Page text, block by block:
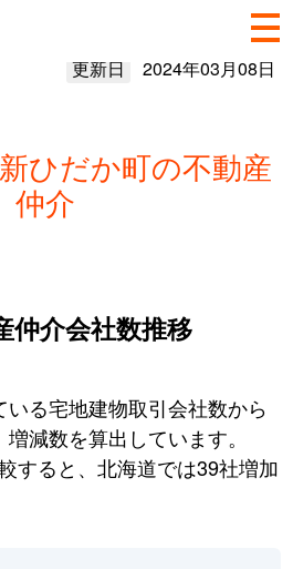
更新日 2024年03月08日
ひだか町の不動産
仲介
仲介会社数推移
る宅地建物取引会社数から
減数を算出しています。
すると、北海道では39社増加